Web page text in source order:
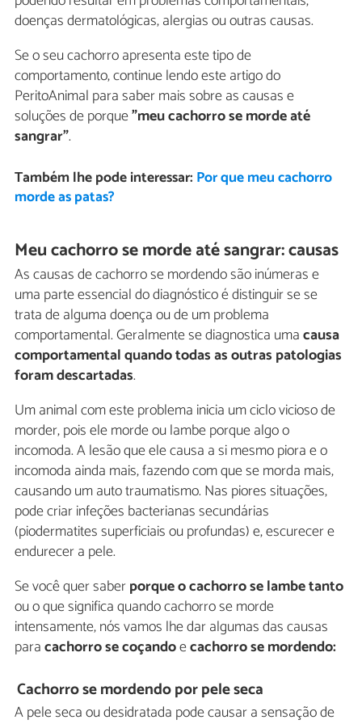
doenças dermatológicas, alergias ou outras causas.
Se o seu cachorro apresenta este tipo de
comportamento, continue lendo este artigo do
PeritoAnimal para saber mais sobre as causas e
soluções de porque"meucachorro se morde até
sangrar".
Também lhe pode interessar: Por que meu cachorro
morde as patas?
Meu cachorro se morde até sangrar: causas
As causas de cachorro se mordendo são inúmeras e
uma parte essencial do diagnóstico é distinguir se se
trata de alguma doença ou de um problema
comportamental. Geralmente se diagnostica umacausa
comportamental quando todas as outras patologias
foram descartadas.
Um animal com este problema inicia um ciclo vicioso de
morder, pois ele morde ou lambe porque algo o
incomoda. A lesão que ele causa a si mesmo piora e o
incomoda ainda mais, fazendo com que se morda mais,
causando um auto traumatismo. Nas piores situações,
pode criar infeções bacterianas secundárias
(piodermatites superficiais ou profundas) e, escurecer e
endurecer a pele.
Se você quer saberporque o cachorro se lambe tanto
ou o que significa quando cachorro se morde
intensamente, nós vamos lhe dar algumas das causas
paracachorro se coçandoecachorro se mordendo:
Cachorro se mordendo por pele seca
A pele seca ou desidratada pode causar a sensação de